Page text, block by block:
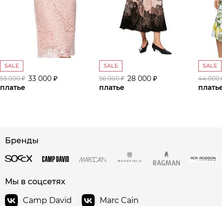
SALE
55 000 ₽ 33 000 ₽
платье
SALE
56 000 ₽ 28 000 ₽
платье
SALE
44 000
Бренды
Мы в соцсетях
Camp David
Marc Cain